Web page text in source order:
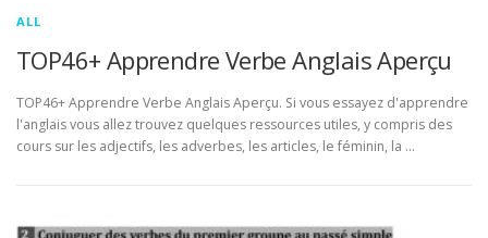
ALL
TOP46+ Apprendre Verbe Anglais Aperçu
TOP46+ Apprendre Verbe Anglais Aperçu. Si vous essayez d'apprendre
l'anglais vous allez trouvez quelques ressources utiles, y compris des
cours sur les adjectifs, les adverbes, les articles, le féminin, la …